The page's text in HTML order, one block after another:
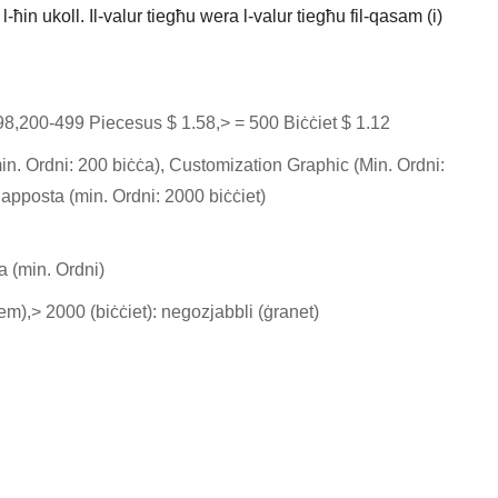
ħin ukoll. Il-valur tiegħu wera l-valur tiegħu fil-qasam (i)
499 Piecesus $ 1.58,> = 500 Biċċiet $ 1.12
Ordni: 200 biċċa), Customization Graphic (Min. Ordni:
(min. Ordni: 2000 biċċiet)
(min. Ordni)
2000 (biċċiet): negozjabbli (ġranet)